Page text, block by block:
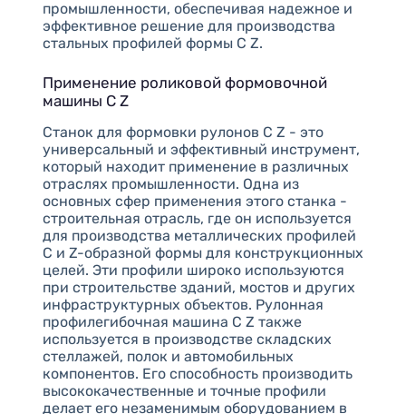
промышленности, обеспечивая надежное и
эффективное решение для производства
стальных профилей формы C Z.
Применение роликовой формовочной
машины C Z
Станок для формовки рулонов C Z - это
универсальный и эффективный инструмент,
который находит применение в различных
отраслях промышленности. Одна из
основных сфер применения этого станка -
строительная отрасль, где он используется
для производства металлических профилей
C и Z-образной формы для конструкционных
целей. Эти профили широко используются
при строительстве зданий, мостов и других
инфраструктурных объектов. Рулонная
профилегибочная машина C Z также
используется в производстве складских
стеллажей, полок и автомобильных
компонентов. Его способность производить
высококачественные и точные профили
делает его незаменимым оборудованием в